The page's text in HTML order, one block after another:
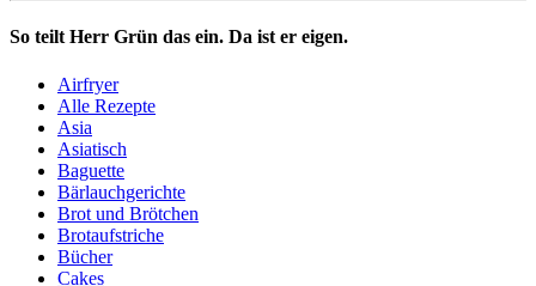
So teilt Herr Grün das ein. Da ist er eigen.
Airfryer
Alle Rezepte
Asia
Asiatisch
Baguette
Bärlauchgerichte
Brot und Brötchen
Brotaufstriche
Bücher
Cakes